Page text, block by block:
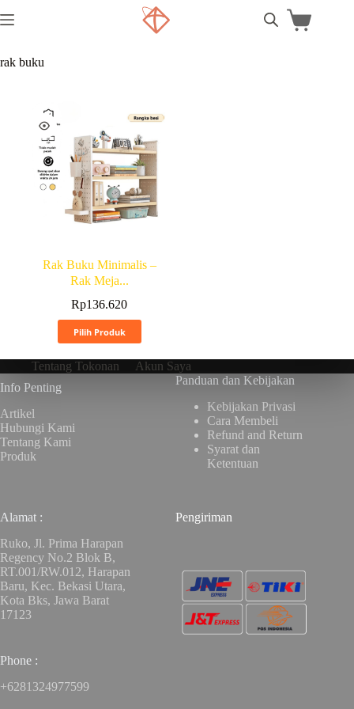
rak buku
Rak Buku Minimalis –
Rak Meja...
Rp136.620
Pilih Produk
Tentang Tokonan
Akun Saya
Info Penting
Artikel
Hubungi Kami
Tentang Kami
Produk
Panduan dan Kebijakan
Kebijakan Privasi
Cara Membeli
Refund and Return
Syarat dan
Ketentuan
Alamat :
Ruko, Jl. Prima Harapan
Regency No.2 Blok B,
RT.001/RW.012, Harapan
Baru, Kec. Bekasi Utara,
Kota Bks, Jawa Barat
17123
Phone :
+6281324977599
Pengiriman